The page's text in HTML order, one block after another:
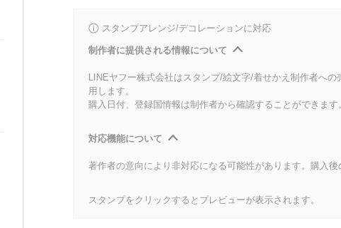
スタンプアレンジ/デコレーションに対応
制作者に提供される情報について
LINEヤフー株式会社はスタンプ/絵文字/着せかえ制作者へ
用します。
購入日付、登録国情報は制作者から確認することができま
対応機能について
著作者の意向により非対応になる可能性があります。購入後
スタンプをクリックするとプレビューが表示されます。